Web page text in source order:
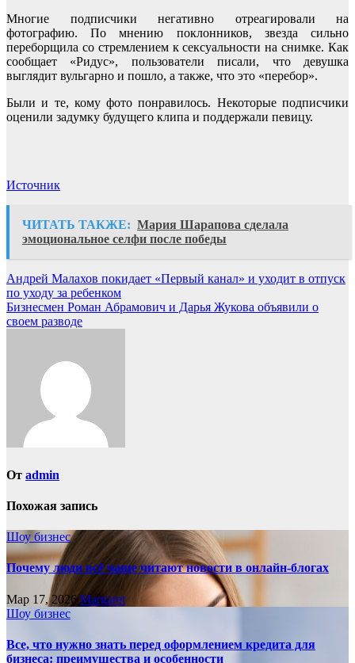
Многие подписчики негативно отреагировали на
фотографию. По мнению поклонников, звезда сильно
переборщила со стремлением к сексуальности на снимке. Как
сообщает «Ридус», пользователи писали, что девушка
выглядит вульгарно и пошло, а также, что это «перебор».
Были и те, кому фото понравилось. Некоторые подписчики
оценили задумку будущего клипа и поддержали певицу.
Источник
ЧИТАТЬ ТАКЖЕ: Мария Шарапова сделала
эмоциональное селфи после победы
Навигация
по
записям
Андрей Малахов покидает «Первый канал» и уходит в отпуск
по уходу за ребенком
Бизнесмен Роман Абрамович и Дарья Жукова объявили о
своем разводе
От admin
Похожая запись
Шоу бизнес
Почему люди всё чаще читают новости в онлайн-блогах
Мар 17, 2026Margaret
Шоу бизнес
Все, что нужно знать перед оформлением кредита для
бизнеса: преимущества и особенности